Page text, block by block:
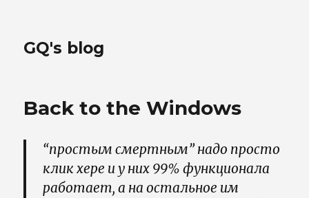
GQ's blog
Back to the Windows
“простым смертным” надо просто
клик хере и у них 99% функционала
работает, а на остальное им